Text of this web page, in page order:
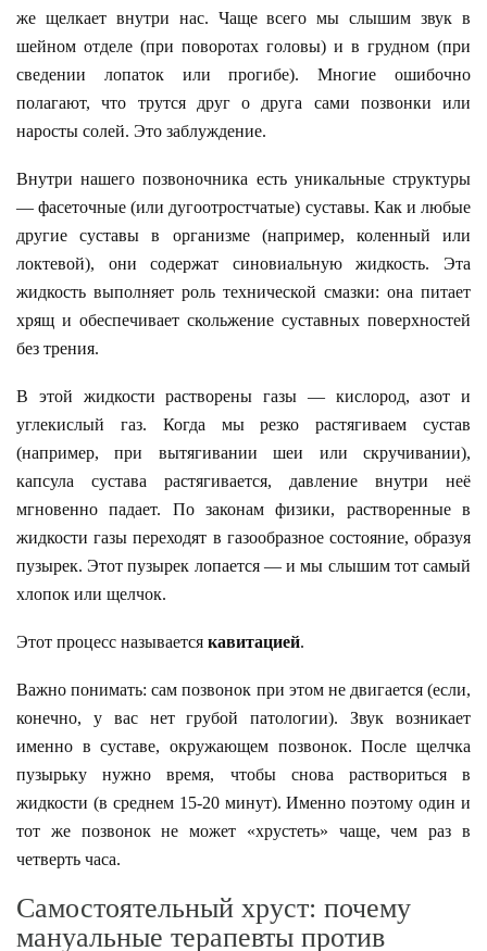
же щелкает внутри нас. Чаще всего мы слышим звук в
шейном отделе (при поворотах головы) и в грудном (при
сведении лопаток или прогибе). Многие ошибочно
полагают, что трутся друг о друга сами позвонки или
наросты солей. Это заблуждение.
Внутри нашего позвоночника есть уникальные структуры
— фасеточные (или дугоотростчатые) суставы. Как и любые
другие суставы в организме (например, коленный или
локтевой), они содержат синовиальную жидкость. Эта
жидкость выполняет роль технической смазки: она питает
хрящ и обеспечивает скольжение суставных поверхностей
без трения.
В этой жидкости растворены газы — кислород, азот и
углекислый газ. Когда мы резко растягиваем сустав
(например, при вытягивании шеи или скручивании),
капсула сустава растягивается, давление внутри неё
мгновенно падает. По законам физики, растворенные в
жидкости газы переходят в газообразное состояние, образуя
пузырек. Этот пузырек лопается — и мы слышим тот самый
хлопок или щелчок.
Этот процесс называется кавитацией.
Важно понимать: сам позвонок при этом не двигается (если,
конечно, у вас нет грубой патологии). Звук возникает
именно в суставе, окружающем позвонок. После щелчка
пузырьку нужно время, чтобы снова раствориться в
жидкости (в среднем 15-20 минут). Именно поэтому один и
тот же позвонок не может «хрустеть» чаще, чем раз в
четверть часа.
Самостоятельный хруст: почему
мануальные терапевты против